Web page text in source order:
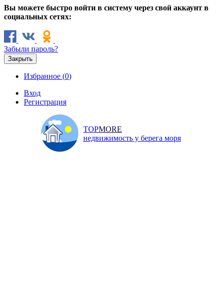
Вы можете быстро войти в систему через свой аккаунт в
социальных сетях:
Забыли пароль?
Закрыть
Избранное (0)
Вход
Регистрация
TOPMORE
недвижимость у берега моря